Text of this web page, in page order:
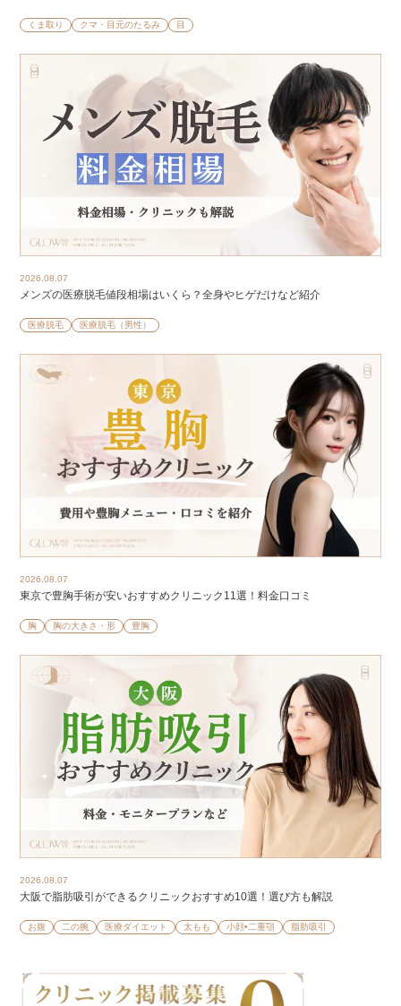
くま取り クマ・目元のたるみ 目
2026.08.07
メンズの医療脱毛値段相場はいくら？全身やヒゲだけなど紹介
医療脱毛 医療脱毛（男性）
2026.08.07
東京で豊胸手術が安いおすすめクリニック11選！料金口コミ
胸 胸の大きさ・形 豊胸
2026.08.07
大阪で脂肪吸引ができるクリニックおすすめ10選！選び方も解説
お腹 二の腕 医療ダイエット 太もも 小顔•二重顎 脂肪吸引